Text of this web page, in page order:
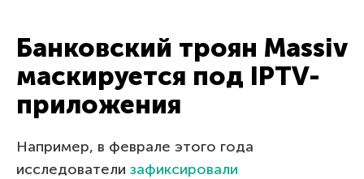
Банковский троян Massiv
маскируется под IPTV-
приложения
Например, в феврале этого года
исследователи зафиксировали